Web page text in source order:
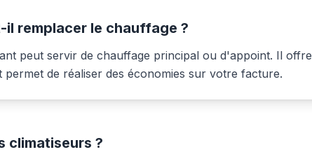
remplacer le chauffage ?
peut servir de chauffage principal ou d'appoint. Il offre
de réaliser des économies sur votre facture.
climatiseurs ?